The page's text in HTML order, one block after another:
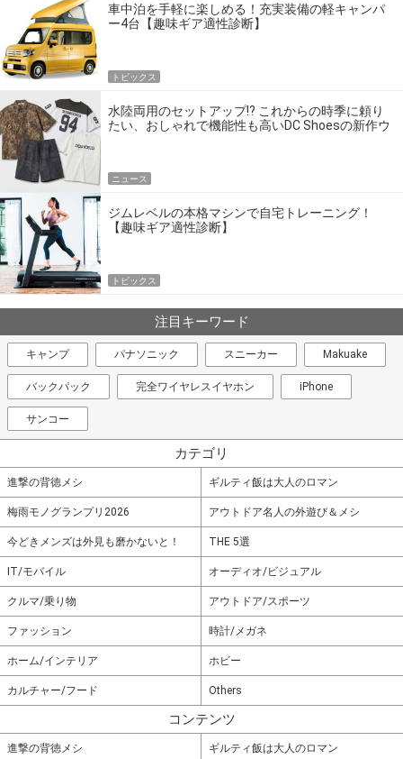
車中泊を手軽に楽しめる！充実装備の軽キャンパ
ー4台【趣味ギア適性診断】
トピックス
水陸両用のセットアップ!? これからの時季に頼り
たい、おしゃれで機能性も高いDC Shoesの新作ウ
ニュース
ジムレベルの本格マシンで自宅トレーニング！
【趣味ギア適性診断】
トピックス
注目キーワード
キャンプ パナソニック スニーカー Makuake
バックパック 完全ワイヤレスイヤホン iPhone
サンコー
カテゴリ
進撃の背徳メシ ギルティ飯は大人のロマン
梅雨モノグランプリ2026 アウトドア名人の外遊び＆メシ
今どきメンズは外見も磨かないと！ THE 5選
IT/モバイル オーディオ/ビジュアル
クルマ/乗り物 アウトドア/スポーツ
ファッション 時計/メガネ
ホーム/インテリア ホビー
カルチャー/フード Others
コンテンツ
進撃の背徳メシ ギルティ飯は大人のロマン